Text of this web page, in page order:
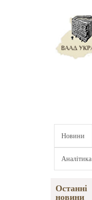
Новини
Аналітика
Останні
новини